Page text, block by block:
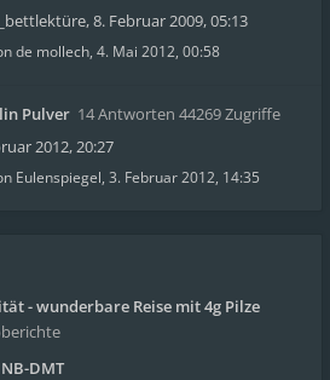
,8. Februar 2009, 05:13
de mollech, 4. Mai 2012, 00:58
Pulver 14 Antworten 44269 Zugriffe
2012, 20:27
Eulenspiegel, 3. Februar 2012, 14:35
- wunderbare Reise mit 4g Pilze
DMT